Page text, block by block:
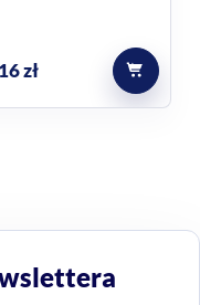
zł